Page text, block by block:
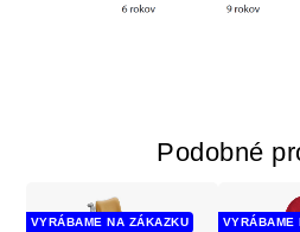
Podobné
VYRÁBAME NA ZÁKAZKU VYRÁBAME